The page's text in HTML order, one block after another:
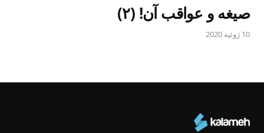
صیغه و عواقب آن! (۲)
10 ژوئیه 2020